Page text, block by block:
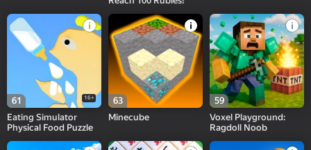
61 16+
Eating Simulator
Physical Food Puzzle
63
Minecube
59
Voxel Playground:
Ragdoll Noob